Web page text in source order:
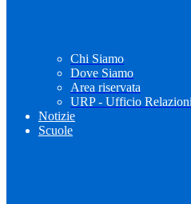
Chi Siamo
Dove Siamo
Area riservata
URP - Ufficio
Notizie
Scuole